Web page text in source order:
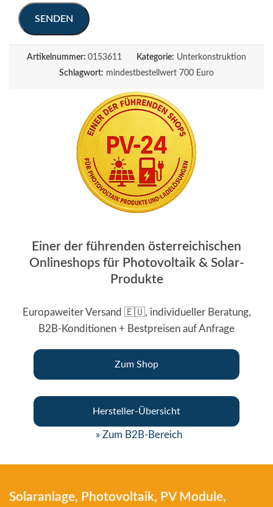
Artikelnummer: 0153611 Kategorie: Unterkonstruktion
Schlagwort: mindestbestellwert 700 Euro
Einer der führenden österreichischen
Onlineshops für Photovoltaik & Solar-
Produkte
Europaweiter Versand 🇪🇺, individueller Beratung,
B2B-Konditionen + Bestpreisen auf Anfrage
Zum Shop
Hersteller-Übersicht
» Zum B2B-Bereich
Solaranlage, Photovoltaik, PV Module,